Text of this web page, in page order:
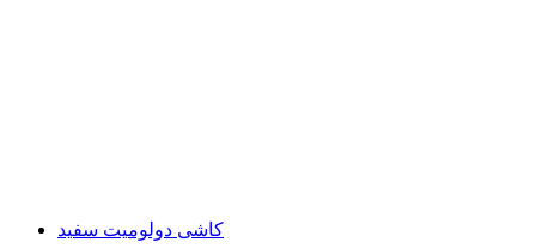
کاشی دولومیت سفید